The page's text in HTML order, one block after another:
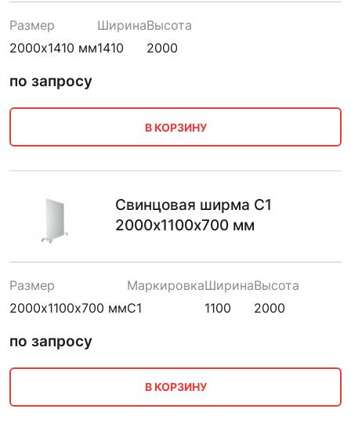
Размер
2000х1410 мм
Ширина
1410
Высота
2000
по запросу
В КОРЗИНУ
Свинцовая ширма С1
2000х1100х700 мм
Размер
2000х1100х700 мм
Маркировка
С1
Ширина
1100
Высота
2000
по запросу
В КОРЗИНУ